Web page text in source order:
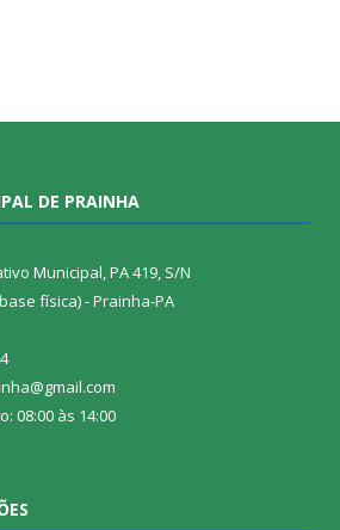
DE PRAINHA
Municipal, PA 419, S/N
física) - Prainha-PA
08:00 às 14:00